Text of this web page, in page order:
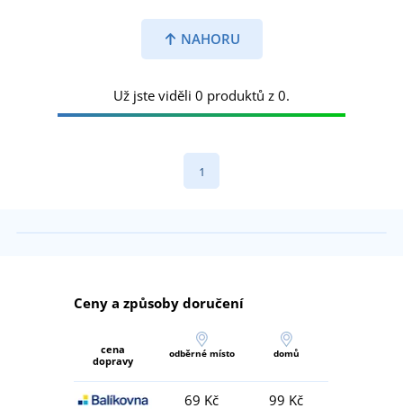
NAHORU
Už jste viděli 0 produktů z 0.
1
Ceny a způsoby doručení
cena
dopravy
odběrné místo domů
69 Kč
99 Kč